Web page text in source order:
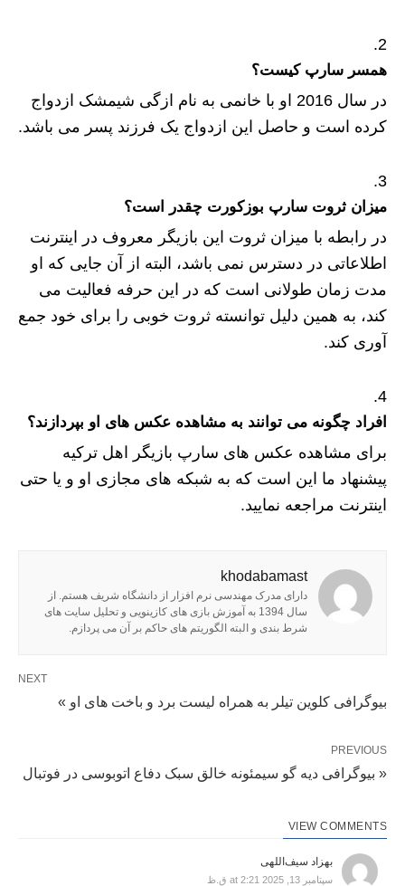
همسر سارپ کیست؟
در سال 2016 او با خانمی به نام ازگی شیمشک ازدواج
کرده است و حاصل این ازدواج یک فرزند پسر می باشد.
میزان ثروت سارپ بوزکورت چقدر است؟
در رابطه با میزان ثروت این بازیگر معروف در اینترنت
اطلاعاتی در دسترس نمی باشد، البته از آن جایی که او
مدت زمان طولانی است که در این حرفه فعالیت می
کند، به همین دلیل توانسته ثروت خوبی را برای خود جمع
آوری کند.
افراد چگونه می توانند به مشاهده عکس های او بپردازند؟
برای مشاهده عکس های سارپ بازیگر اهل ترکیه
پیشنهاد ما این است که به شبکه های مجازی او و یا حتی
اینترنت مراجعه نمایید.
khodabamast
دارای مدرک مهندسی نرم افزار از دانشگاه شریف هستم. از
سال 1394 به آموزش بازی های کازینویی و تحلیل سایت های
شرط بندی و البته الگوریتم های حاکم بر آن می پردازم.
NEXT
بیوگرافی کلوین تیلر به همراه لیست برد و باخت های او »
PREVIOUS
« بیوگرافی دیه گو سیمئونه خالق سبک دفاع اتوبوسی در فوتبال
VIEW COMMENTS
بهزاد سیف‌اللهی
سپتامبر 13, 2025 at 2:21 ق.ظ